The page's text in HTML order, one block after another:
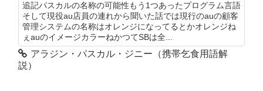
追記パスカルの名称の可能性もう1つあったプログラム言語
そして現役au店員の連れから聞いた話では現行のauの顧客
管理システムの名称はオレンジになってるとかオレンジね
ぇauのイメージカラーねかつてSBは全...
アラジン・パスカル・ジニー（携帯乞食用語解
説）